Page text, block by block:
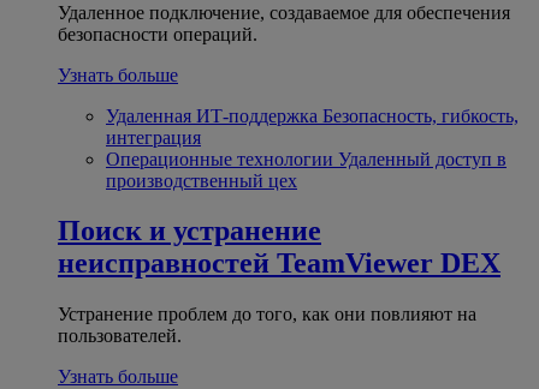
Удаленное подключение, создаваемое для обеспечения
безопасности операций.
Узнать больше
Удаленная ИТ-поддержка Безопасность, гибкость,
интеграция
Операционные технологии Удаленный доступ в
производственный цех
Поиск и устранение
неисправностей TeamViewer DEX
Устранение проблем до того, как они повлияют на
пользователей.
Узнать больше